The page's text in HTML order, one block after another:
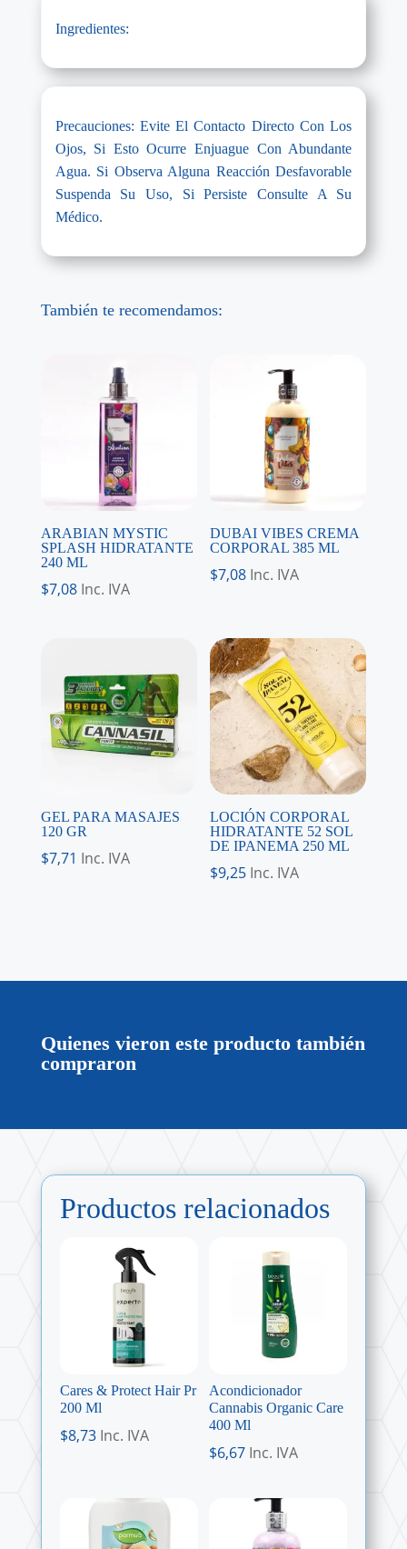
Ingredientes:
Precauciones: Evite El Contacto Directo Con Los
Ojos, Si Esto Ocurre Enjuague Con Abundante
Agua. Si Observa Alguna Reacción Desfavorable
Suspenda Su Uso, Si Persiste Consulte A Su
Médico.
También te recomendamos:
ARABIAN MYSTIC
SPLASH HIDRATANTE
240 ML
$7,08 Inc. IVA
DUBAI VIBES CREMA
CORPORAL 385 ML
$7,08 Inc. IVA
GEL PARA MASAJES
120 GR
$7,71 Inc. IVA
LOCIÓN CORPORAL
HIDRATANTE 52 SOL
DE IPANEMA 250 ML
$9,25 Inc. IVA
Quienes vieron este producto también
compraron
Productos relacionados
Cares & Protect Hair Pr
200 Ml
$8,73 Inc. IVA
Acondicionador
Cannabis Organic Care
400 Ml
$6,67 Inc. IVA